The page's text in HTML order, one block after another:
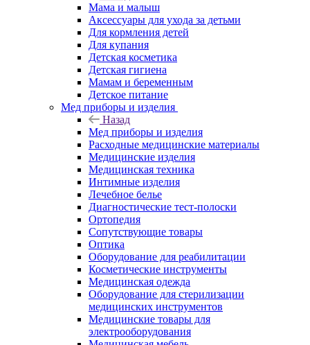
Мама и малыш
Аксессуары для ухода за детьми
Для кормления детей
Для купания
Детская косметика
Детская гигиена
Мамам и беременным
Детское питание
Мед приборы и изделия
Назад
Мед приборы и изделия
Расходные медицинские материалы
Медицинские изделия
Медицинская техника
Интимные изделия
Лечебное белье
Диагностические тест-полоски
Ортопедия
Сопутствующие товары
Оптика
Оборудование для реабилитации
Косметические инструменты
Медицинская одежда
Оборудование для стерилизации
медицинских инструментов
Медицинские товары для
электрооборудования